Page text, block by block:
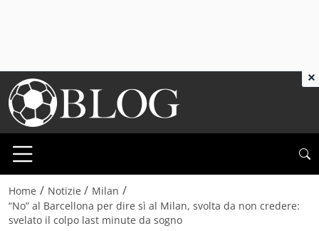
Home / Notizie / Milan /
“No” al Barcellona per dire sì al Milan, svolta da non credere:
svelato il colpo last minute da sogno
×